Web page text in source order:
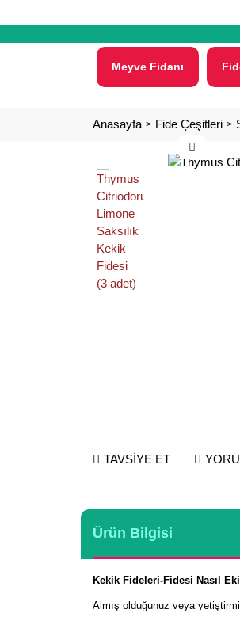
Meyve Fidanı
Anasayfa Fide Çeşitleri
TAVSİYE ET
Ürün Bilgisi
Kekik Fideleri-Fidesi Nasıl
Almış olduğunuz veya